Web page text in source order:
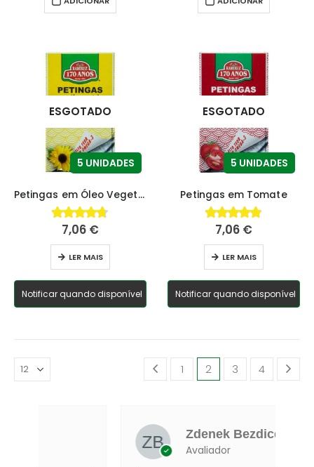
ESGOTADO
5 UNIDADES
Petingas em Óleo Vegetal
4.68fora de 5
7,06 €
LER MAIS
Notificar quando disponível
ESGOTADO
5 UNIDADES
Petingas em Tomate
4.85fora de 5
7,06 €
LER MAIS
Notificar quando disponível
1 2 3 4
Zdenek Bezdicek
Avaliador